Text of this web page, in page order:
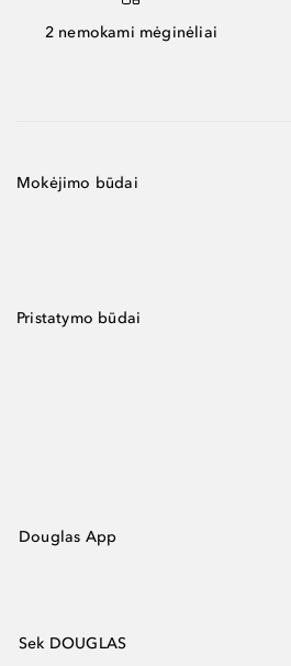
2 nemokami mėginėliai
Mokėjimo būdai
Pristatymo būdai
Douglas App
Sek DOUGLAS